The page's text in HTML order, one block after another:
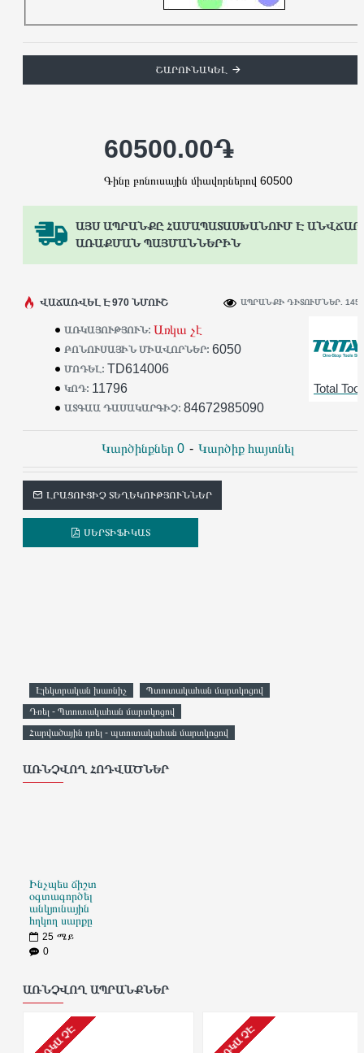
ՇԱՐՈՒՆԱԿԵԼ
ԱՅՍ ԱՊՐԱՆՔԸ ՀԱՄԱՊԱՏԱՍԽԱՆՈՒՄ Է ԱՆՎՃԱՐ
ԱՌԱՔՄԱՆ ՊԱՅՄԱՆՆԵՐԻՆ
ԱՌԿԱՅՈՒԹՅՈՒՆ: Առկա չէ
ԲՈՆՈՒՍԱՅԻՆ ՄԻԱՎՈՐՆԵՐ: 6050
ՄՈԴԵԼ: TD614006
ԿՈԴ: 11796
ԱՏԳԱԱ ԴԱՍԱԿԱՐԳԻՉ: 84672985090
Total
ՎԱՃԱՌՎԵԼ Է 970 ՆՄՈՒՇ ԱՊՐԱՆՔԻ ԴԻՏՈՒՄՆԵՐ.
Կարծինքներ 0 - Կարծիք հայտնել
60500.00֏
Գինը բոնուսային միավորներով 60500
ԼՐԱՑՈՒՑԻՉ ՏԵՂԵԿՈՒԹՅՈՒՆՆԵՐ
ՍԵՐՏԻՖԻԿԱՏ
Էլեկտրական խառնիչ
Պտուտակահան մարտկոցով
Դռել - Պտուտակահան մարտկոցով
Հարվածային դռել - պտուտակահան մարտկոցով
ԱՌՆՉՎՈՂ ՀՈԴՎԱԾՆԵՐ
Ինչպես ճիշտ
օգտագործել
անկյունային
հղկող սարքը
25 ሜይ
0
ԱՌՆՉՎՈՂ ԱՊՐԱՆՔՆԵՐ
ԱՌԿԱ ՉԷ ԱՌԿԱ ՉԷ